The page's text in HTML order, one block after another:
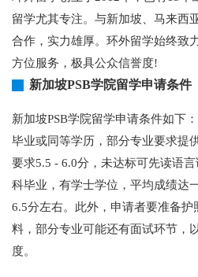
留学尤其专注。与新加坡、马来西
合作，实力雄厚。环外留学始终致
方位服务，极具公众信誉度!
新加坡PSB学院留学申请条件
新加坡PSB学院留学申请条件如下
毕业或同等学历，部分专业要求提
要求5.5 - 6.0分，未达标可先读语
科毕业，有学士学位，平均成绩达
6.5分左右。此外，申请者要准备
料，部分专业可能还有面试环节，
度。